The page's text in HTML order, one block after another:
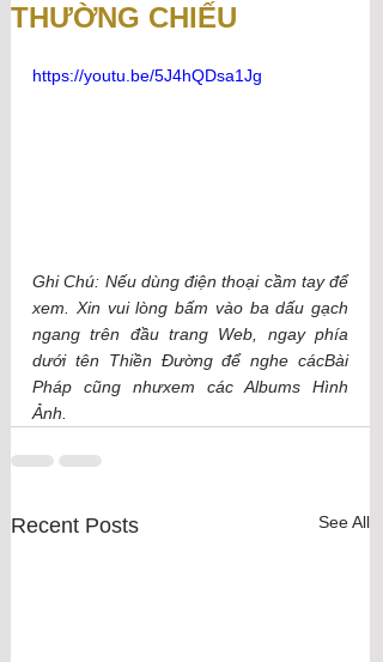
THƯỜNG CHIẾU
https://youtu.be/5J4hQDsa1Jg
Ghi Chú: Nếu dùng điện thoại cầm tay để
xem. Xin vui lòng bấm vào ba dấu gạch
ngang trên đầu trang Web, ngay phía
dưới tên Thiền Đường để nghe cácBài
Pháp cũng nhưxem các Albums Hình
Ảnh.
Recent Posts See All